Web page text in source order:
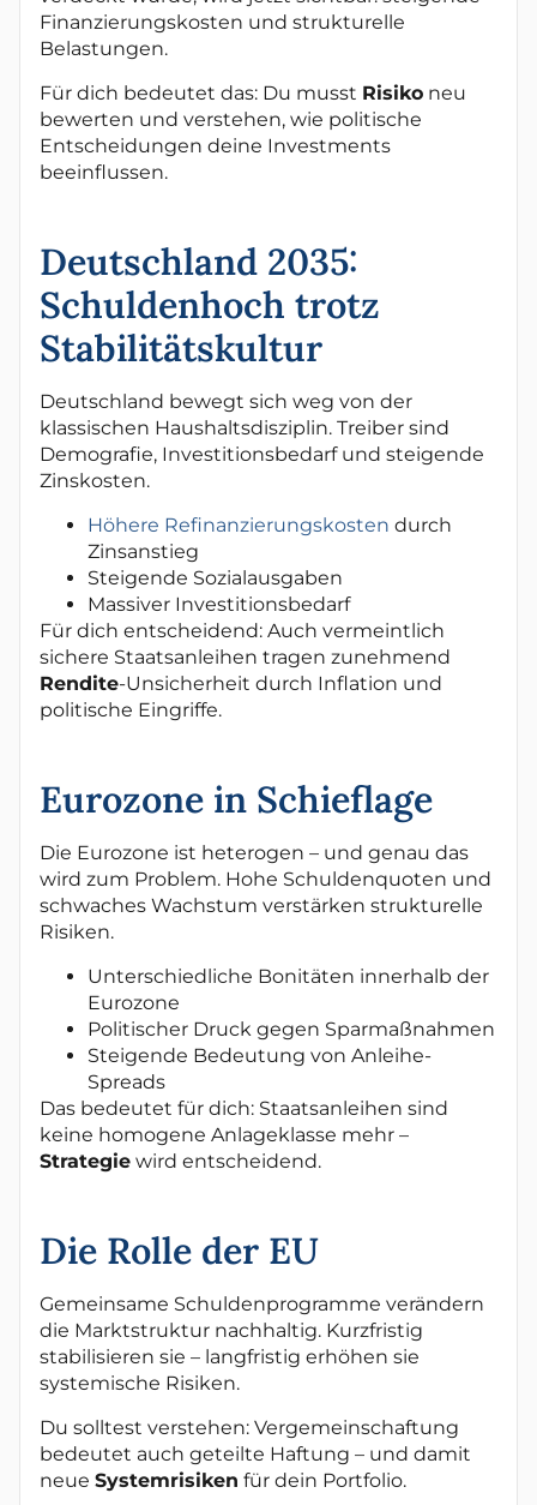
Finanzierungskosten und strukturelle
Belastungen.
Für dich bedeutet das: Du musst Risiko neu
bewerten und verstehen, wie politische
Entscheidungen deine Investments
beeinflussen.
Deutschland 2035:
Schuldenhoch trotz
Stabilitätskultur
Deutschland bewegt sich weg von der
klassischen Haushaltsdisziplin. Treiber sind
Demografie, Investitionsbedarf und steigende
Zinskosten.
Höhere Refinanzierungskosten durch
Zinsanstieg
Steigende Sozialausgaben
Massiver Investitionsbedarf
Für dich entscheidend: Auch vermeintlich
sichere Staatsanleihen tragen zunehmend
Rendite-Unsicherheit durch Inflation und
politische Eingriffe.
Eurozone in Schieflage
Die Eurozone ist heterogen – und genau das
wird zum Problem. Hohe Schuldenquoten und
schwaches Wachstum verstärken strukturelle
Risiken.
Unterschiedliche Bonitäten innerhalb der
Eurozone
Politischer Druck gegen Sparmaßnahmen
Steigende Bedeutung von Anleihe-
Spreads
Das bedeutet für dich: Staatsanleihen sind
keine homogene Anlageklasse mehr –
Strategie wird entscheidend.
Die Rolle der EU
Gemeinsame Schuldenprogramme verändern
die Marktstruktur nachhaltig. Kurzfristig
stabilisieren sie – langfristig erhöhen sie
systemische Risiken.
Du solltest verstehen: Vergemeinschaftung
bedeutet auch geteilte Haftung – und damit
neue Systemrisiken für dein Portfolio.